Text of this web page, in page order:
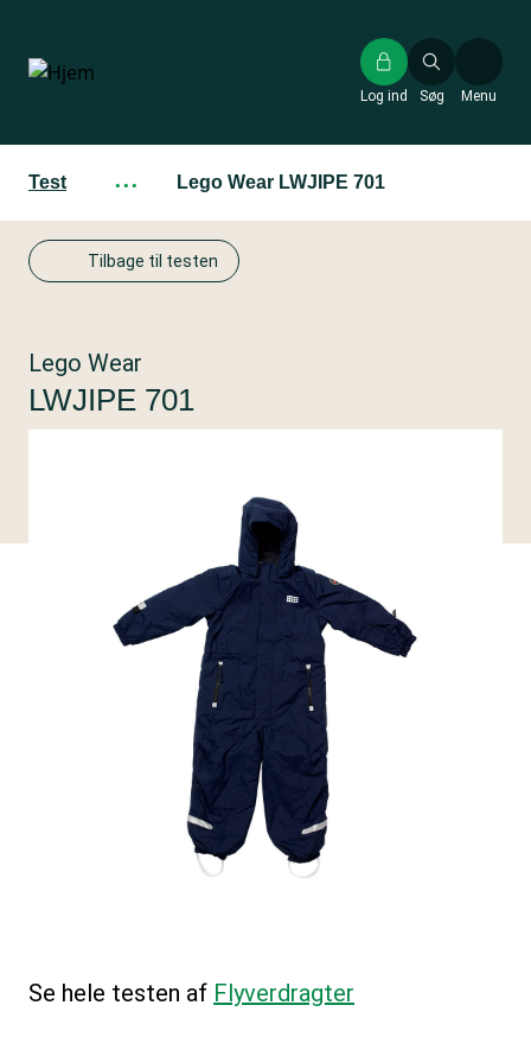
hovedindhold
Søg
Log ind Menu
Test ··· Lego Wear LWJIPE 701
Tilbage til testen
Lego Wear
LWJIPE 701
Se hele testen af Flyverdragter